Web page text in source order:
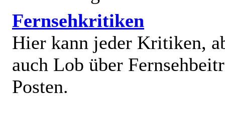
Fernsehkritiken
Hier kann jeder Kritiken,
auch Lob über
Posten.